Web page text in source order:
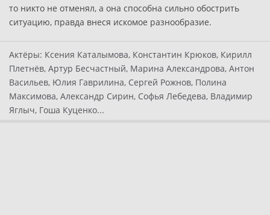
то никто не отменял, а она способна сильно обострить
ситуацию, правда внеся искомое разнообразие.
Актёры: Ксения Каталымова, Константин Крюков, Кирилл
Плетнёв, Артур Бесчастный, Марина Александрова, Антон
Васильев, Юлия Гаврилина, Сергей Рожнов, Полина
Максимова, Александр Сирин, Софья Лебедева, Владимир
Яглыч, Гоша Куценко...